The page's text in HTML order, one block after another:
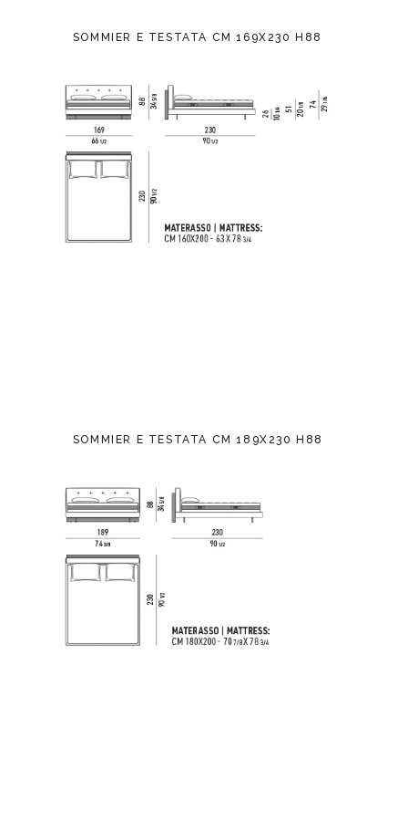
SOMMIER E TESTATA CM 169X230 H88
SOMMIER E TESTATA CM 189X230 H88